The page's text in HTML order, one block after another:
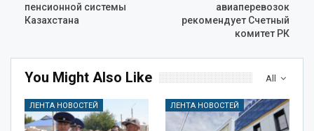
пенсионной системы
Казахстана
авиаперевозок
рекомендует Счетный
комитет РК
All
You Might Also Like
ЛЕНТА НОВОСТЕЙ ЛЕНТА НОВОСТЕЙ